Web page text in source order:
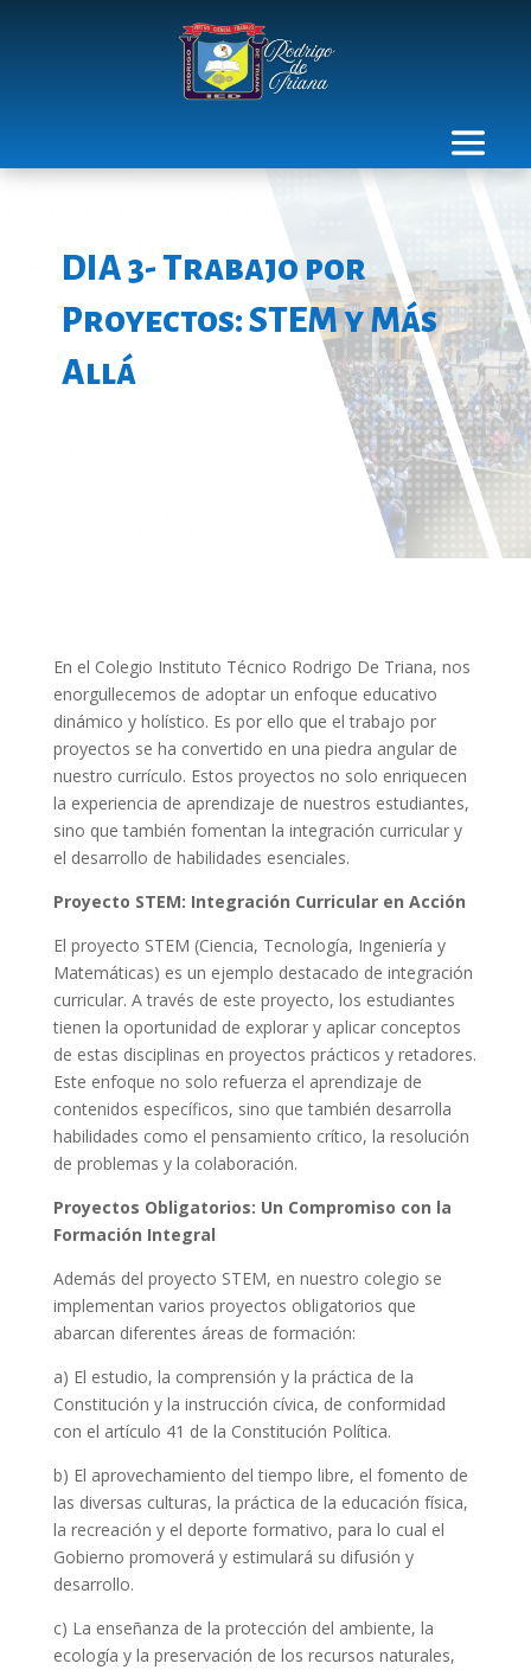
DIA 3- Trabajo por
Proyectos: STEM y Más
Allá
En el Colegio Instituto Técnico Rodrigo De Triana, nos
enorgullecemos de adoptar un enfoque educativo
dinámico y holístico. Es por ello que el trabajo por
proyectos se ha convertido en una piedra angular de
nuestro currículo. Estos proyectos no solo enriquecen
la experiencia de aprendizaje de nuestros estudiantes,
sino que también fomentan la integración curricular y
el desarrollo de habilidades esenciales.
Proyecto STEM: Integración Curricular en Acción
El proyecto STEM (Ciencia, Tecnología, Ingeniería y
Matemáticas) es un ejemplo destacado de integración
curricular. A través de este proyecto, los estudiantes
tienen la oportunidad de explorar y aplicar conceptos
de estas disciplinas en proyectos prácticos y retadores.
Este enfoque no solo refuerza el aprendizaje de
contenidos específicos, sino que también desarrolla
habilidades como el pensamiento crítico, la resolución
de problemas y la colaboración.
Proyectos Obligatorios: Un Compromiso con la
Formación Integral
Además del proyecto STEM, en nuestro colegio se
implementan varios proyectos obligatorios que
abarcan diferentes áreas de formación:
a) El estudio, la comprensión y la práctica de la
Constitución y la instrucción cívica, de conformidad
con el artículo 41 de la Constitución Política.
b) El aprovechamiento del tiempo libre, el fomento de
las diversas culturas, la práctica de la educación física,
la recreación y el deporte formativo, para lo cual el
Gobierno promoverá y estimulará su difusión y
desarrollo.
c) La enseñanza de la protección del ambiente, la
ecología y la preservación de los recursos naturales,